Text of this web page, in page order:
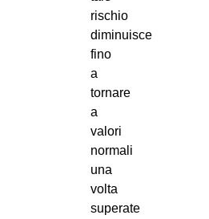
rischio
diminuisce
fino
a
tornare
a
valori
normali
una
volta
superate